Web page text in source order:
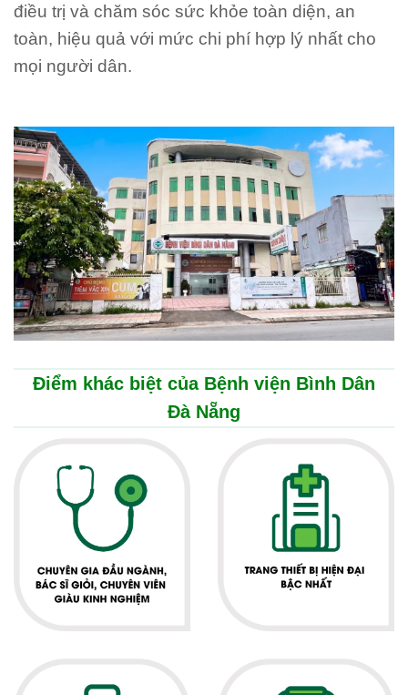
điều trị và chăm sóc sức khỏe toàn diện, an
toàn, hiệu quả với mức chi phí hợp lý nhất cho
mọi người dân.
Điểm khác biệt của Bệnh viện Bình Dân
Đà Nẵng